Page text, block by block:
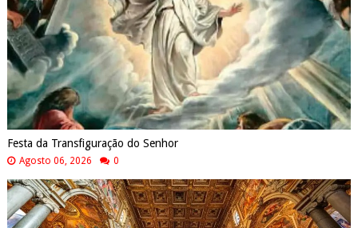
Festa da Transfiguração do Senhor
Agosto 06, 2026 0